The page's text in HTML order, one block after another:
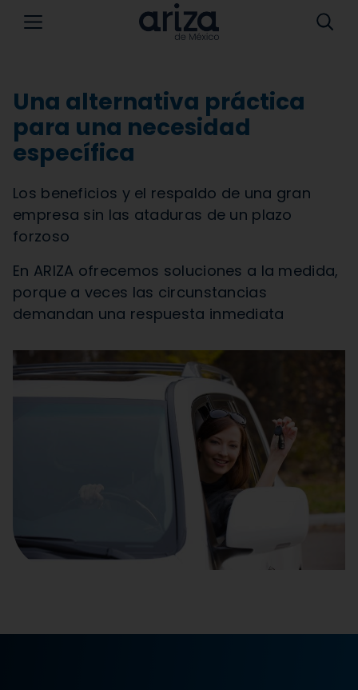
Una alternativa práctica
para una necesidad
específica
Los beneficios y el respaldo de una gran
empresa sin las ataduras de un plazo
forzoso
En ARIZA ofrecemos soluciones a la medida,
porque a veces las circunstancias
demandan una respuesta inmediata